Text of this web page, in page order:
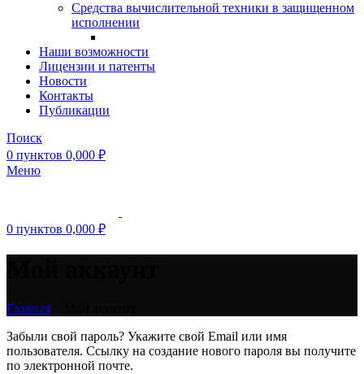
Средства вычислительной техники в защищенном
исполнении
Наши возможности
Лицензии и патенты
Новости
Контакты
Публикации
Поиск
0 пунктов 0,000 ₽
Меню
0 пунктов 0,000 ₽
Главная
Забыли свой пароль? Укажите свой Email или имя
пользователя. Ссылку на создание нового пароля вы получите
по электронной почте.